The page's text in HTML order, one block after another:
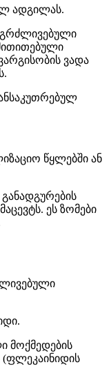
ადგილას.
ვადა
წყლებში ან
ეს ზომები
მოქმედების
(ფლეკაინიდის